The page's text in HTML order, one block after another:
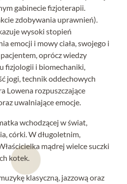
gabinecie fizjoterapii.
zdobywania uprawnień).
wysoki stopień
emocji i mowy ciała, swojego i
oprócz wiedzy
fizjologii i biomechaniki,
jogi, technik oddechowych
Lowena rozpuszczające
uwalniające emocje.
wchodzącej w świat,
córki. W długoletnim,
mądrej wielce suczki
kotek.
klasyczną, jazzową oraz